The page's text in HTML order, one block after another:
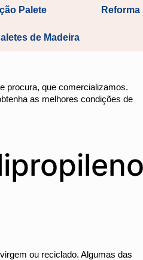
Palete Reforma
de Madeira
procura, que comercializamos.
as melhores condições de
ou reciclado. Algumas das